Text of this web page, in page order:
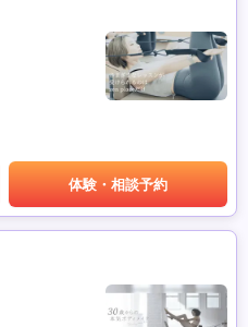
体験・相談予約